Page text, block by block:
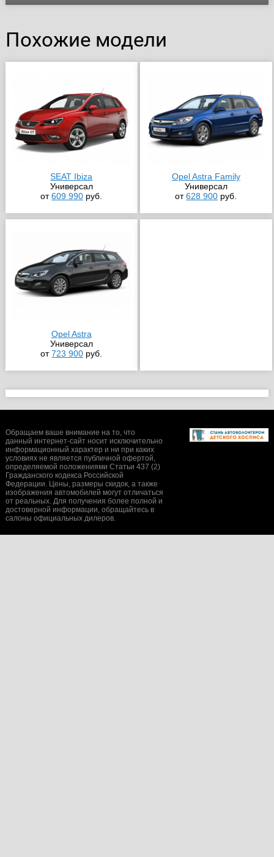
Похожие модели
SEAT Ibiza
Универсал
от609 990 руб.
Opel Astra Family
Универсал
от628 900 руб.
Opel Astra
Универсал
от723 900 руб.
Обращаем ваше внимание на то, что
данный интернет-сайт носит исключительно
информационный характер и ни при каких
условиях не является публичной офертой,
определяемой положениями Статьи 437 (2)
Гражданского кодекса Российской
Федерации. Цены, размеры скидок, а также
изображения автомобилей могут отличаться
от реальных. Для получения более полной и
достоверной информации, обращайтесь в
салоны официальных дилеров.